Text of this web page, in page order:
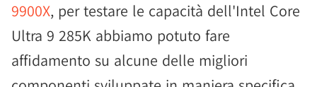
9900X, per testare le capacità dell'Intel Core
Ultra 9 285K abbiamo potuto fare
affidamento su alcune delle migliori